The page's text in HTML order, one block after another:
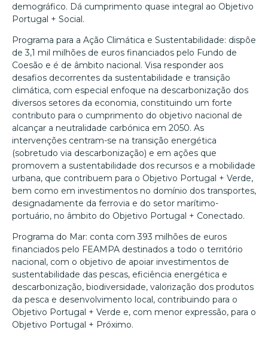
demográfico. Dá cumprimento quase integral ao Objetivo
Portugal + Social.
Programa para a Ação Climática e Sustentabilidade: dispõe
de 3,1 mil milhões de euros financiados pelo Fundo de
Coesão e é de âmbito nacional. Visa responder aos
desafios decorrentes da sustentabilidade e transição
climática, com especial enfoque na descarbonização dos
diversos setores da economia, constituindo um forte
contributo para o cumprimento do objetivo nacional de
alcançar a neutralidade carbónica em 2050. As
intervenções centram-se na transição energética
(sobretudo via descarbonização) e em ações que
promovem a sustentabilidade dos recursos e a mobilidade
urbana, que contribuem para o Objetivo Portugal + Verde,
bem como em investimentos no domínio dos transportes,
designadamente da ferrovia e do setor marítimo-
portuário, no âmbito do Objetivo Portugal + Conectado.
Programa do Mar: conta com 393 milhões de euros
financiados pelo FEAMPA destinados a todo o território
nacional, com o objetivo de apoiar investimentos de
sustentabilidade das pescas, eficiência energética e
descarbonização, biodiversidade, valorização dos produtos
da pesca e desenvolvimento local, contribuindo para o
Objetivo Portugal + Verde e, com menor expressão, para o
Objetivo Portugal + Próximo.